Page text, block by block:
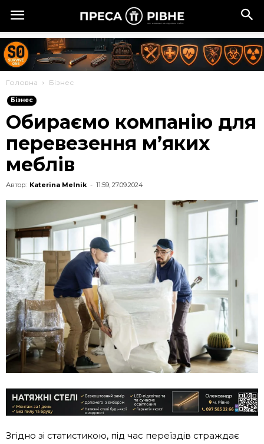
Головна Бізнес
Бізнес
Обираємо компанію для
перевезення м’яких
меблів
Автор: Katerina Melnik - 11:59, 27.09.2024
Згідно зі статистикою, під час переїздів страждає